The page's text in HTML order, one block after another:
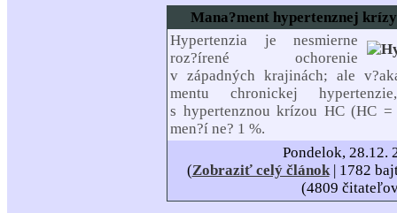
Mana?ment hypertenznej
Hypertenzia je nesmierne
roz?írené ochorenie
v západných krajinách; ale
mentu chronickej
s hypertenznou krízou HC (HC
men?í ne? 1 %.
Pondelok, 28.12.
(Zobraziť celý článok| 1782
(4809